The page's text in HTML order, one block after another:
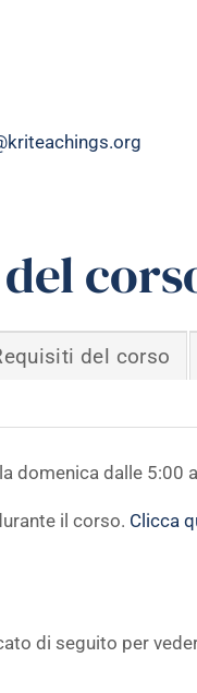
del corso
domenica dalle
il corso. Clicca
di seguito per